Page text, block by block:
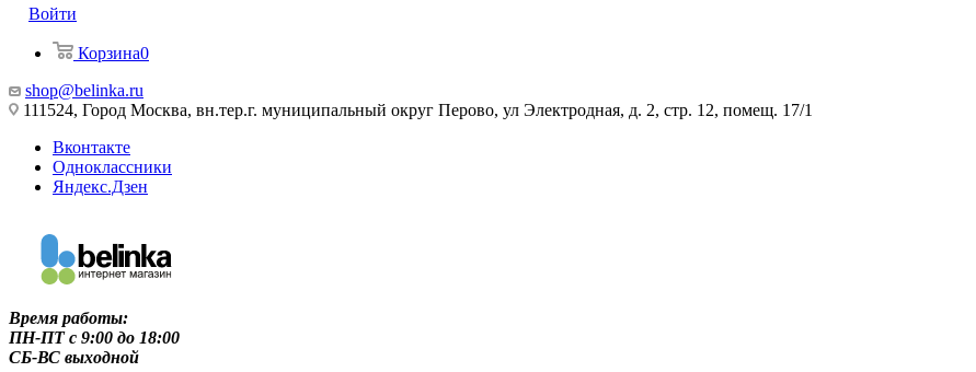
Войти
Корзина0
shop@belinka.ru
111524, Город Москва, вн.тер.г. муниципальный округ Перово, ул Электродная, д. 2, стр. 12, помещ. 17/1
Вконтакте
Одноклассники
Яндекс.Дзен
Время работы:
ПН-ПТ c 9:00 до 18:00
СБ-ВС выходной